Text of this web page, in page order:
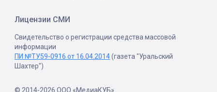
Лицензии СМИ
Свидетельство о регистрации средства массовой
информации
ПИ №ТУ59-0916 от 16.04.2014(газета "Уральский
Шахтер")
© 2014-2026 ООО «МедиаКУБ»